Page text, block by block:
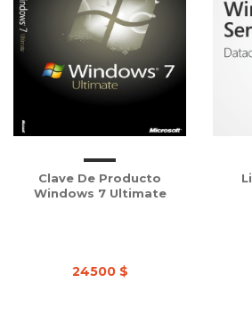
Clave De Producto
Windows 7 Ultimate
24500 $